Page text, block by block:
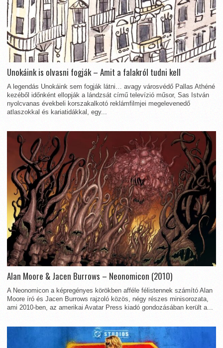
Unokáink is olvasni fogják – Amit a falakról tudni kell
A legendás Unokáink sem fogják látni… avagy városvédő Pallas Athéné
kezéből időnként ellopják a lándzsát című televízió műsor, Sas István
nyolcvanas évekbeli korszakalkotó reklámfilmjei megelevenedő
atlaszokkal és kariatidákkal, egy...
Alan Moore & Jacen Burrows – Neonomicon (2010)
A Neonomicon a képregényes körökben afféle félistennek számító Alan
Moore író és Jacen Burrows rajzoló közös, négy részes minisorozata,
ami 2010-ben, az amerikai Avatar Press kiadó gondozásában került a...